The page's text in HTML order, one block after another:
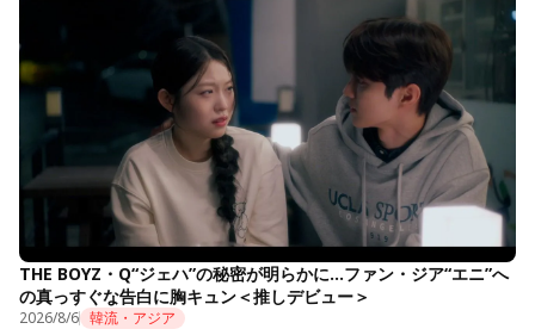
THE BOYZ・Q“ジェハ”の秘密が明らかに…ファン・ジア“エニ”へ
の真っすぐな告白に胸キュン＜推しデビュー＞
2026/8/6 韓流・アジア